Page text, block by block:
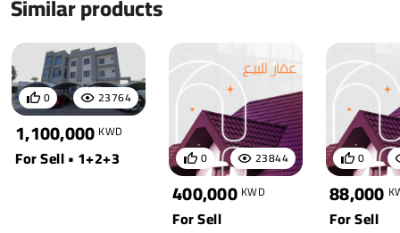
Similar products
23764
0
1,100,000 KWD
For Sell • 1+2+3 23844
0
400,000 KWD
For Sell
0
88,000
For Sell